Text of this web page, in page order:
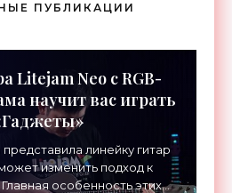
ПУБЛИКАЦИИ
Litejam Neo с RGB-
научит вас играть
линейку гитар
изменить подход к
особенность этих